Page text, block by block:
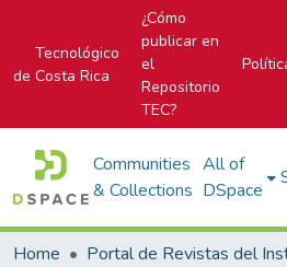
Tecnológico
de Costa Rica
¿Cómo
publicar en
el
Repositorio
TEC?
Communities
& Collections
All of
DSpace
Home